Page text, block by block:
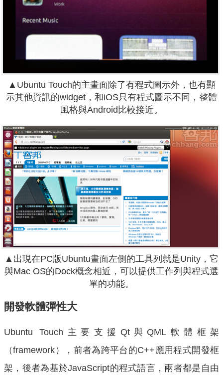
▲Ubuntu Touch的主畫面除了有程式圖示外，也有顯
示其他資訊的widget，和iOS只有程式圖示不同，整體
風格與Android比較接近。
▲出現在PC版Ubuntu畫面左側的工具列就是Unity，它
與Mac OS的Dock概念相近，可以提供工作列與程式選
單的功能。
開發軟體彈性大
Ubuntu Touch主要支援Qt與QML軟體框架
（framework），前者為跨平台的C++應用程式開發框
架，後者為基於JavaScript的程式語言，兩者都是自由